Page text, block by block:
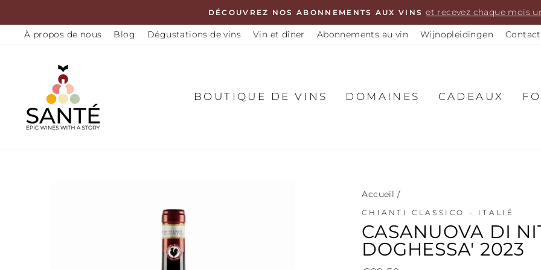
au
contenu
DÉCOUVREZ NOS ABONNEMENTS AUX VINS et recevez chaque mois
À propos de nous Blog Dégustations de vins Vin et dîner Abonnements au vin Wijnopleidingen Contact
BOUTIQUE DE VINS DOMAINES CADEAUX
Accueil /
CHIANTI CLASSICO - ITALIË
CASANUOVA DI
DOGHESSA' 2023